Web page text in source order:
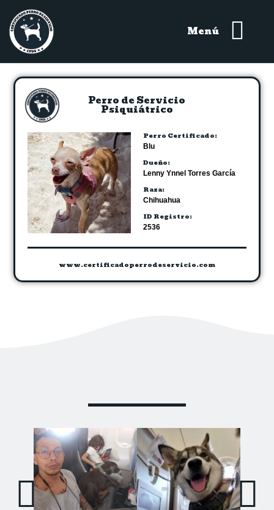
Menú
Perro de Servicio
Psiquiátrico
Perro Certificado:
Blu
Dueño:
Lenny Ynnel Torres García
Raza:
Chihuahua
ID Registro:
2536
www.certificadoperrodeservicio.com